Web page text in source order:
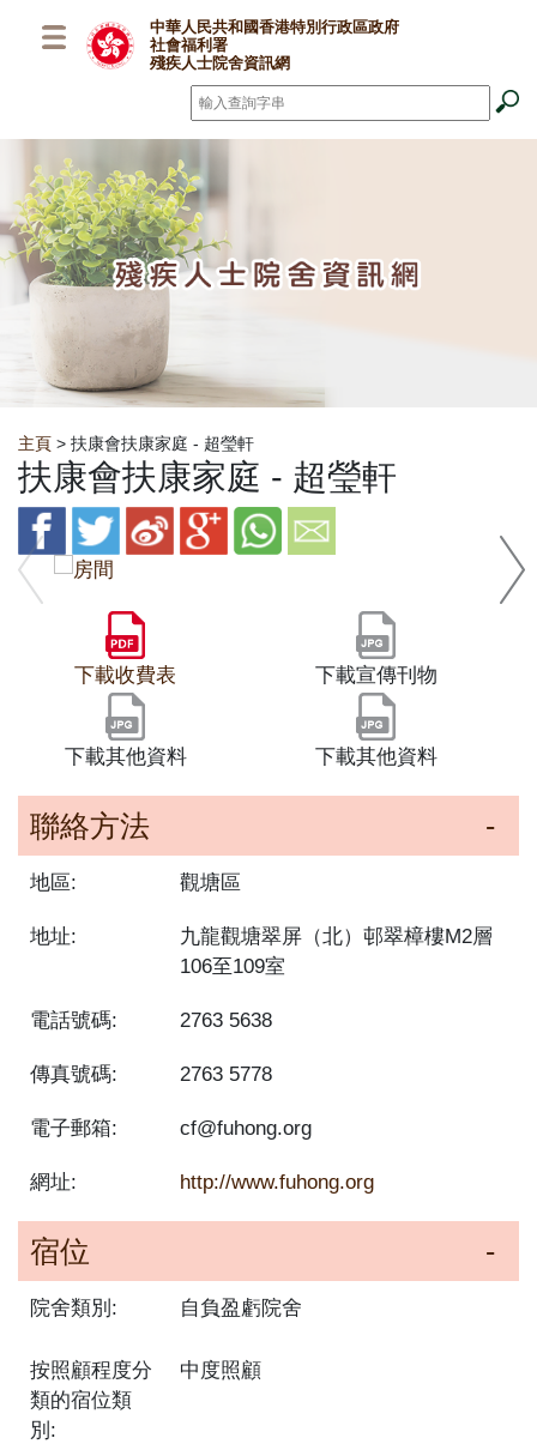
中華人民共和國香港特別行政區政府
社會福利署
殘疾人士院舍資訊網
搜尋*
Breadcrumb
主頁 > 扶康會扶康家庭 - 超瑩軒
扶康會扶康家庭 - 超瑩軒
下載收費表 下載宣傳刊物
下載其他資料 下載其他資料
聯絡方法
地區: 觀塘區
地址:
九龍觀塘翠屏（北）邨翠樟樓M2層
106至109室
電話號碼: 2763 5638
傳真號碼: 2763 5778
電子郵箱: cf@fuhong.org
網址: http://www.fuhong.org
宿位
院舍類別: 自負盈虧院舍
按照顧程度分
類的宿位類
別:
中度照顧